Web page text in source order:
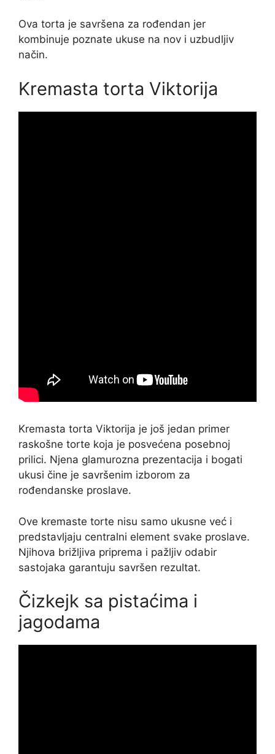
Ova torta je savršena za rođendan jer
kombinuje poznate ukuse na nov i uzbudljiv
način.
Kremasta torta Viktorija
Kremasta torta Viktorija je još jedan primer
raskošne torte koja je posvećena posebnoj
prilici. Njena glamurozna prezentacija i bogati
ukusi čine je savršenim izborom za
rođendanske proslave.
Ove kremaste torte nisu samo ukusne već i
predstavljaju centralni element svake proslave.
Njihova brižljiva priprema i pažljiv odabir
sastojaka garantuju savršen rezultat.
Čizkejk sa pistaćima i
jagodama